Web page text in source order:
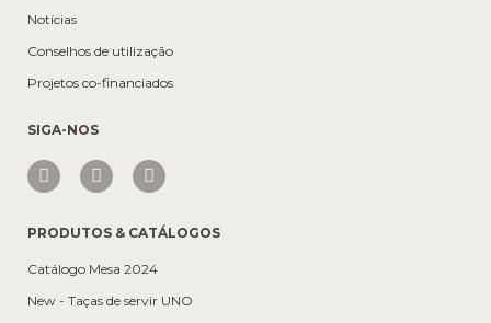
Notícias
Conselhos de utilização
Projetos co-financiados
SIGA-NOS
PRODUTOS & CATÁLOGOS
Catálogo Mesa 2024
New - Taças de servir UNO